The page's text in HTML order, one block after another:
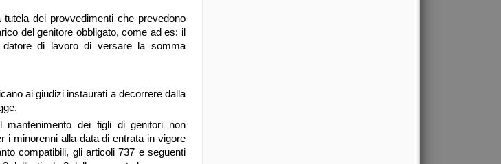
tutela dei provvedimenti che prevedono
del genitore obbligato, come ad es: il
di lavoro di versare la somma
ai giudizi instaurati a decorrere dalla
dei figli di genitori non
i minorenni alla data di entrata in vigore
compatibili, gli articoli 737 e seguenti